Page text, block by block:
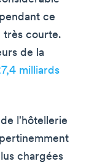
ce
très courte.
de la
milliards
l'hôtellerie
chargées